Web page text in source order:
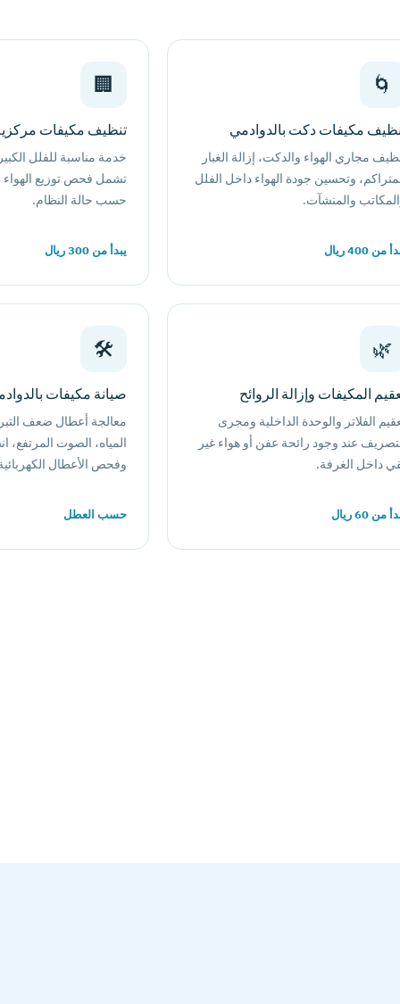
🌀
مكيفات دكت بالدوادمي
مجاري الهواء والدكت، إزالة الغبار
وتحسين جودة الهواء داخل الفلل
والمنشآت.
من 400 ريال
🏢
تنظيف مكيفات
خدمة مناسبة للفلل
تشمل فحص توزيع
حسب حالة النظام.
يبدأ من 300 ريال
🌿
المكيفات وإزالة الروائح
الفلاتر والوحدة الداخلية ومجرى
عند وجود رائحة عفن أو هواء غير
داخل الغرفة.
من 60 ريال
🛠️
صيانة مكيفات
معالجة أعطال ضعف
المياه، الصوت المرتفع،
وفحص الأعطال
حسب العطل